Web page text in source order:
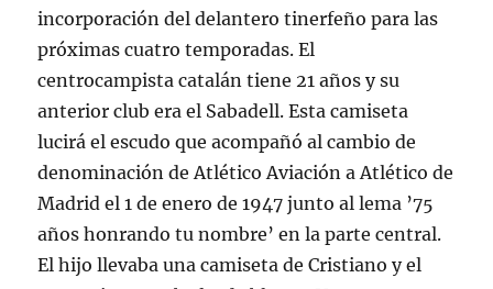
incorporación del delantero tinerfeño para las
próximas cuatro temporadas. El
centrocampista catalán tiene 21 años y su
anterior club era el Sabadell. Esta camiseta
lucirá el escudo que acompañó al cambio de
denominación de Atlético Aviación a Atlético de
Madrid el 1 de enero de 1947 junto al lema ’75
años honrando tu nombre’ en la parte central.
El hijo llevaba una camiseta de Cristiano y el